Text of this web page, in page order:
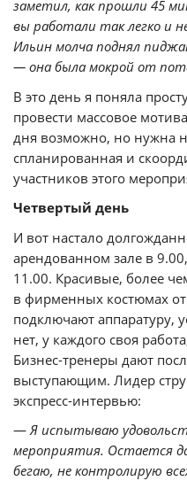
заметил, как прошли 45
вы работали так легко и
Ильин молча поднял
— она была мокрой от
В это день я поняла
провести массовое
дня возможно, но нужна
спланированная и
участников этого
Четвертый день
И вот настало
арендованном зале в
11.00. Красивые, более
в фирменных костюмах
подключают аппаратуру,
нет, у каждого своя
Бизнес-тренеры дают
выступающим. Лидер
экспресс-интервью:
—Я испытываю
мероприятия. Остается
бегаю, не контролирую